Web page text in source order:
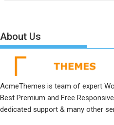
About Us
AcmeThemes is team of expert
Best Premium and Free
dedicated support & many other